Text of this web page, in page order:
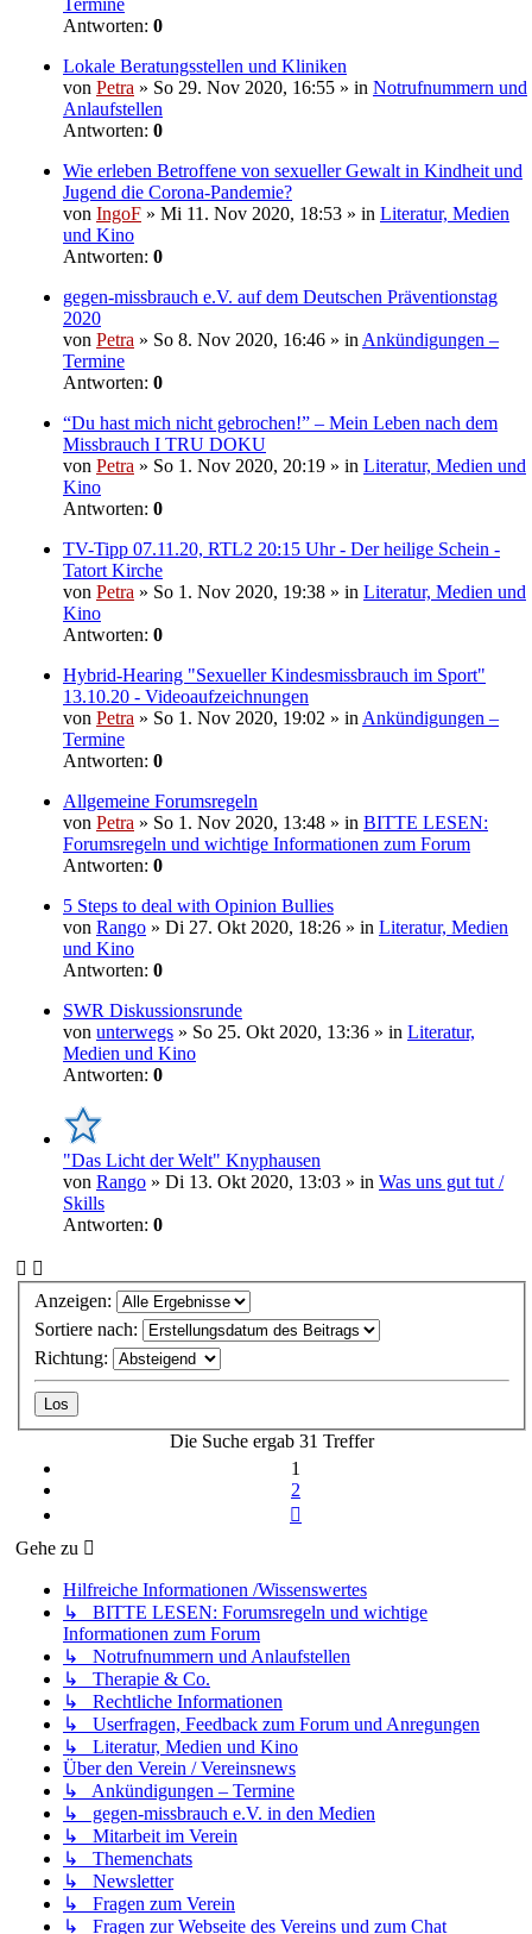
Termine
Antworten: 0
Lokale Beratungsstellen und Kliniken
von Petra » So 29. Nov 2020, 16:55 » in Notrufnummern und
Anlaufstellen
Antworten: 0
Wie erleben Betroffene von sexueller Gewalt in Kindheit und
Jugend die Corona-Pandemie?
von IngoF » Mi 11. Nov 2020, 18:53 » in Literatur, Medien
und Kino
Antworten: 0
gegen-missbrauch e.V. auf dem Deutschen Präventionstag
2020
von Petra » So 8. Nov 2020, 16:46 » in Ankündigungen –
Termine
Antworten: 0
“Du hast mich nicht gebrochen!” – Mein Leben nach dem
Missbrauch I TRU DOKU
von Petra » So 1. Nov 2020, 20:19 » in Literatur, Medien und
Kino
Antworten: 0
TV-Tipp 07.11.20, RTL2 20:15 Uhr - Der heilige Schein -
Tatort Kirche
von Petra » So 1. Nov 2020, 19:38 » in Literatur, Medien und
Kino
Antworten: 0
Hybrid-Hearing "Sexueller Kindesmissbrauch im Sport"
13.10.20 - Videoaufzeichnungen
von Petra » So 1. Nov 2020, 19:02 » in Ankündigungen –
Termine
Antworten: 0
Allgemeine Forumsregeln
von Petra » So 1. Nov 2020, 13:48 » in BITTE LESEN:
Forumsregeln und wichtige Informationen zum Forum
Antworten: 0
5 Steps to deal with Opinion Bullies
von Rango » Di 27. Okt 2020, 18:26 » in Literatur, Medien
und Kino
Antworten: 0
SWR Diskussionsrunde
von unterwegs » So 25. Okt 2020, 13:36 » in Literatur,
Medien und Kino
Antworten: 0
"Das Licht der Welt" Knyphausen
von Rango » Di 13. Okt 2020, 13:03 » in Was uns gut tut /
Skills
Antworten: 0
Anzeigen:
Sortiere nach:
Richtung:
Die Suche ergab 31 Treffer
1
2
Gehe zu
Hilfreiche Informationen /Wissenswertes
↳ BITTE LESEN: Forumsregeln und wichtige
Informationen zum Forum
↳ Notrufnummern und Anlaufstellen
↳ Therapie & Co.
↳ Rechtliche Informationen
↳ Userfragen, Feedback zum Forum und Anregungen
↳ Literatur, Medien und Kino
Über den Verein / Vereinsnews
↳ Ankündigungen – Termine
↳ gegen-missbrauch e.V. in den Medien
↳ Mitarbeit im Verein
↳ Themenchats
↳ Newsletter
↳ Fragen zum Verein
↳ Fragen zur Webseite des Vereins und zum Chat